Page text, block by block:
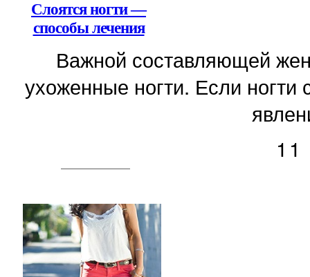
Слоятся ногти —
способы лечения
Важной составляющей
ухоженные ногти. Если ногти